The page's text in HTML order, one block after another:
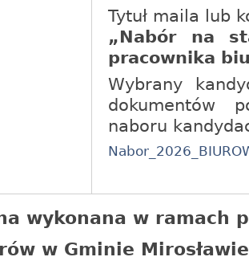
Tytuł maila lub
„Nabór na
pracownika
Wybrany
dokumentów
naboru
wykonana w ramach
w Gminie